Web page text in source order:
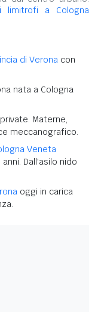
limitrofi a Cologna
di Verona con
nata a Cologna
Materne,
meccanografico.
Veneta
Dall'asilo nido
oggi in carica